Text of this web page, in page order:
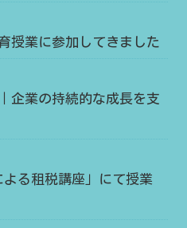
授業に参加してきました
企業の持続的な成長を支
る租税講座」にて授業